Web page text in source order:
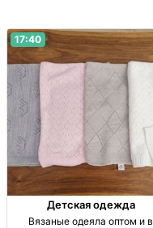
17:40
Детская одежда
Вязаные одеяла оптом и в